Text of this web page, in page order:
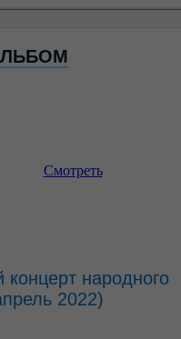
Смотреть
концерт народного
2022)